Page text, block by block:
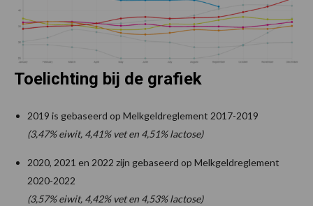
Toelichting bij de grafiek
2019 is gebaseerd op Melkgeldreglement 2017-2019
(3,47% eiwit, 4,41% vet en 4,51% lactose)
2020, 2021 en 2022 zijn gebaseerd op Melkgeldreglement
2020-2022
(3,57% eiwit, 4,42% vet en 4,53% lactose)